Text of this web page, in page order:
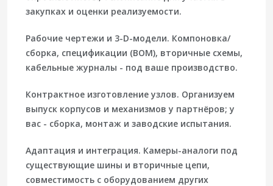
закупках и оценки реализуемости.
Рабочие чертежи и 3-D-модели. Компоновка/
сборка, спецификации (BOM), вторичные схемы,
кабельные журналы - под ваше производство.
Контрактное изготовление узлов. Организуем
выпуск корпусов и механизмов у партнёров; у
вас - сборка, монтаж и заводские испытания.
Адаптация и интеграция. Камеры-аналоги под
существующие шины и вторичные цепи,
совместимость с оборудованием других